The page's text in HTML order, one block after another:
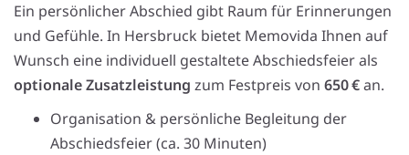
Ein persönlicher Abschied gibt Raum für Erinnerungen
und Gefühle. In Hersbruck bietet Memovida Ihnen auf
Wunsch eine individuell gestaltete Abschiedsfeier als
optionale Zusatzleistung zum Festpreis von 650 €an.
Organisation & persönliche Begleitung der
Abschiedsfeier (ca. 30 Minuten)